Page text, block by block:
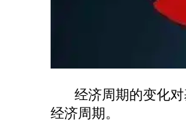
经济周期的变化对
经济周期。